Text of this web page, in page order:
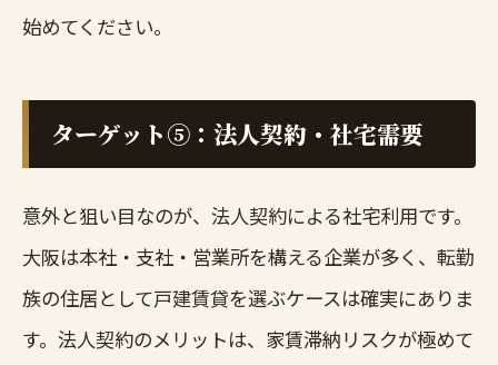
始めてください。
ターゲット⑤：法人契約・社宅需要
意外と狙い目なのが、法人契約による社宅利用です。
大阪は本社・支社・営業所を構える企業が多く、転勤
族の住居として戸建賃貸を選ぶケースは確実にありま
す。法人契約のメリットは、家賃滞納リスクが極めて